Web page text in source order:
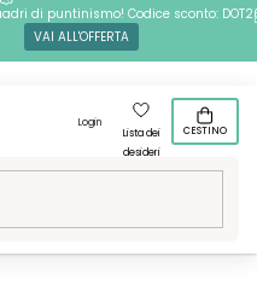
di puntinismo! Codice sconto:
VAI ALL'OFFERTA
Login
Lista dei
desideri
CESTINO